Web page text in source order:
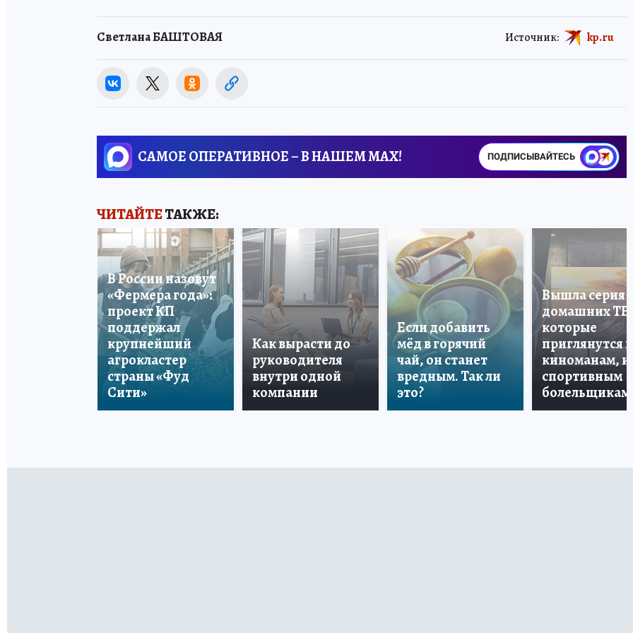
Светлана БАШТОВАЯ Источник: kp.ru
САМОЕ ОПЕРАТИВНОЕ – В НАШЕМ MAX! ПОДПИСЫВАЙТЕСЬ
ЧИТАЙТЕТАКЖЕ:
В России назовут
«Фермера года»:
проект КП
поддержал
крупнейший
агрокластер
страны «Фуд
Сити»
Как вырасти до
руководителя
внутри одной
компании
Если добавить
мёд в горячий
чай, он станет
вредным. Так ли
это?
Вышла серия
домашних ТВ,
которые
приглянутся и
киноманам, и
спортивным
болельщикам